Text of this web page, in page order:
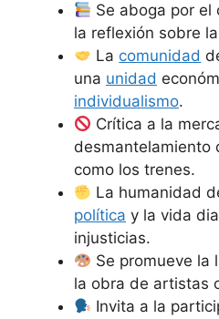
Se aboga por el
la reflexión sobre
La comunidad
una unidad
individualismo.
Crítica a la
desmantelamiento
como los trenes.
La humanidad
política y la vida
injusticias.
Se promueve la
la obra de artistas
Invita a la